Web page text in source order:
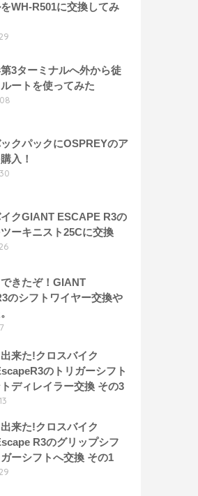
WH-R501に交換してみ
3ターミナルへ外から徒
ートを使ってみた
クパックにOSPREYのア
入！
クGIANT ESCAPE R3の
ーキニスト25Cに交換
きたぞ！GIANT
のシフトワイヤー交換や
来た!クロスバイク
のトリガーシフト
ディレイラー交換 その3
来た!クロスバイク
R3のグリップシフ
ガーシフトへ交換 その1